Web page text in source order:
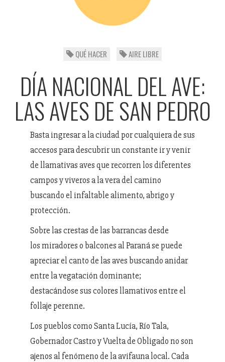
QUÉ HACER AIRE LIBRE
DÍA NACIONAL DEL AVE:
LAS AVES DE SAN PEDRO
Basta ingresar a la ciudad por cualquiera de sus
accesos para descubrir un constante ir y venir
de llamativas aves que recorren los diferentes
campos y viveros a la vera del camino
buscando el infaltable alimento, abrigo y
protección.
Sobre las crestas de las barrancas desde
los miradores o balcones al Paraná se puede
apreciar el canto de las aves buscando anidar
entre la vegatación dominante;
destacándose sus colores llamativos entre el
follaje perenne.
Los pueblos como Santa Lucía, Río Tala,
Gobernador Castro y Vuelta de Obligado no son
ajenos al fenómeno de la avifauna local. Cada